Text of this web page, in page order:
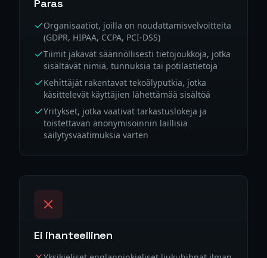
Paras
Organisaatiot, joilla on noudattamisvelvoitteita
(GDPR, HIPAA, CCPA, PCI-DSS)
Tiimit jakavat säännöllisesti tietojoukkoja, jotka
sisältävät nimiä, tunnuksia tai potilastietoja
Kehittäjät rakentavat tekoälyputkia, jotka
käsittelevät käyttäjien lähettämää sisältöä
Yritykset, jotka vaativat tarkastuslokeja ja
toistettavan anonymisoinnin laillisia
säilytysvaatimuksia varten
Ei ihanteellinen